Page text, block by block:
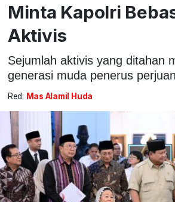
Minta Kapolri
Aktivis
Sejumlah aktivis yang ditahan
generasi muda penerus
Red: Mas Alamil Huda